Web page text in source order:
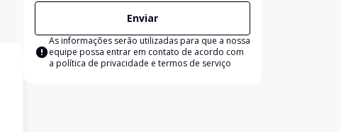
Enviar
As informações serão utilizadas para que a nossa
equipe possa entrar em contato de acordo com
a política de privacidade e termos de serviço